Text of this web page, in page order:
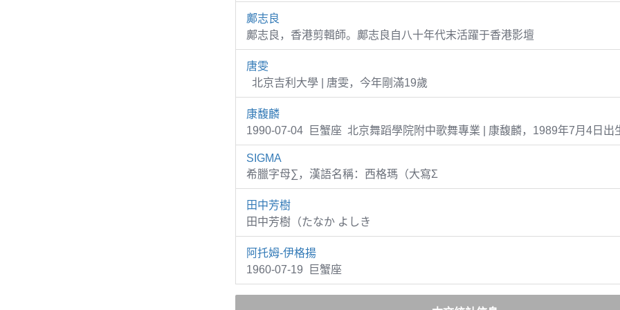
鄺志良
鄺志良，香港剪輯師。鄺志良自八十年代末活躍于香港影壇
唐雯
北京吉利大學 | 唐雯，今年剛滿19歲
康馥麟
1990-07-04 巨蟹座 北京舞蹈學院附中歌舞專業 | 康馥麟，1989年7月4日出
SIGMA
希臘字母∑，漢語名稱：西格瑪（大寫Σ
田中芳樹
田中芳樹（たなか よしき
阿托姆-伊格揚
1960-07-19 巨蟹座